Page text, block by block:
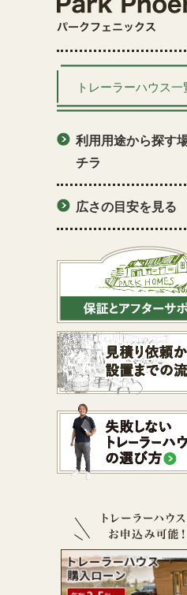
トレーラーハウス一
利用用途から探す
チラ
広さの目安を見る